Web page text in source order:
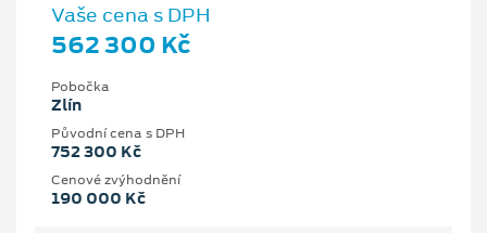
Vaše cena s DPH
562 300 Kč
Pobočka
Zlín
Původní cena s DPH
752 300 Kč
Cenové zvýhodnění
190 000 Kč